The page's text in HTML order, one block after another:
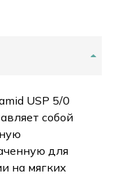
USP 5/0
собой
для
на мягких